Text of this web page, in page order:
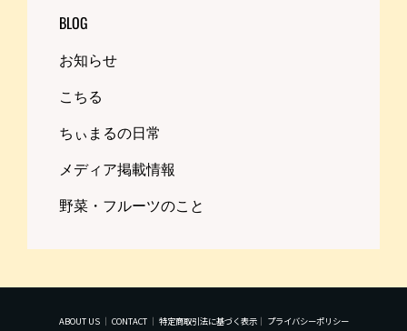
BLOG
お知らせ
こちる
ちぃまるの日常
メディア掲載情報
野菜・フルーツのこと
ABOUT US｜ CONTACT｜ 特定商取引法に基づく表示｜ プライバシーポリシー